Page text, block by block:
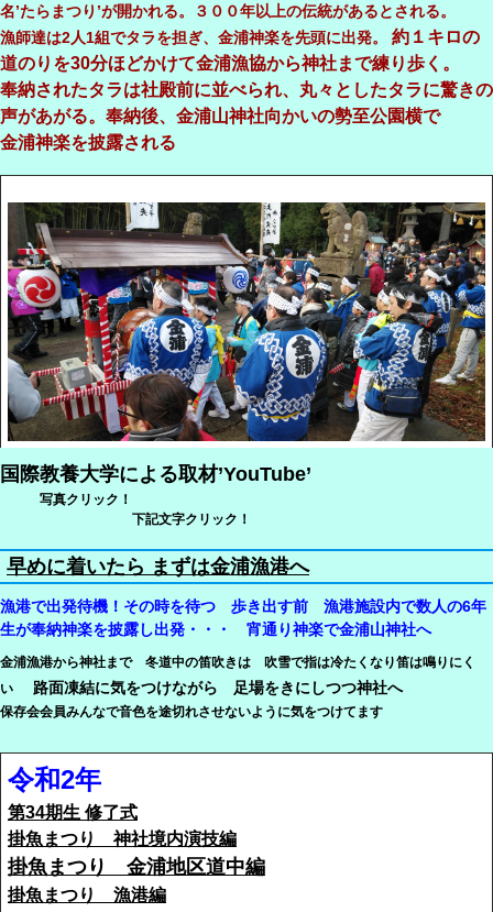
名’たらまつり’が開かれる。３００年以上の伝統があるとされる。
漁師達は2人1組でタラを担ぎ、金浦神楽を先頭に出発。
約１キロの
道のりを30分ほどかけて金浦漁協から神社まで練り歩く。
奉納されたタラは社殿前に並べられ、丸々としたタラに驚きの
声があがる。奉納後、金浦山神社向かいの勢至公園横で
金浦神楽を披露される
国際教養大学による取材’YouTube’
写真クリック！
下記文字クリック！
早めに着いたら まずは金浦漁港へ
漁港で出発待機！その時を待つ 歩き出す前 漁港施設内で数人の6年
生が奉納神楽を披露し出発・・・ 宵通り神楽で金浦山神社へ
金浦漁港から神社まで 冬道中の笛吹きは 吹雪で指は冷たくなり笛は鳴りにく
い
路面凍結に気をつけながら 足場をきにしつつ神社へ
保存会会員みんなで音色を途切れさせないように気をつけてます
令和2年
第34期生 修了式
掛魚まつり 神社境内演技編
掛魚まつり 金浦地区道中編
掛魚まつり 漁港編